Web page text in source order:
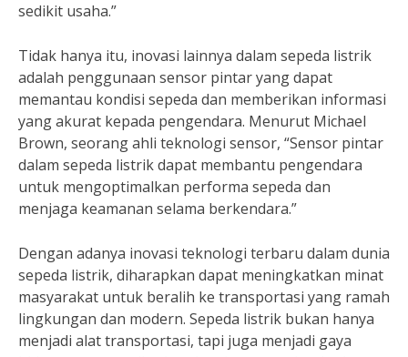
sedikit usaha.”
Tidak hanya itu, inovasi lainnya dalam sepeda listrik
adalah penggunaan sensor pintar yang dapat
memantau kondisi sepeda dan memberikan informasi
yang akurat kepada pengendara. Menurut Michael
Brown, seorang ahli teknologi sensor, “Sensor pintar
dalam sepeda listrik dapat membantu pengendara
untuk mengoptimalkan performa sepeda dan
menjaga keamanan selama berkendara.”
Dengan adanya inovasi teknologi terbaru dalam dunia
sepeda listrik, diharapkan dapat meningkatkan minat
masyarakat untuk beralih ke transportasi yang ramah
lingkungan dan modern. Sepeda listrik bukan hanya
menjadi alat transportasi, tapi juga menjadi gaya